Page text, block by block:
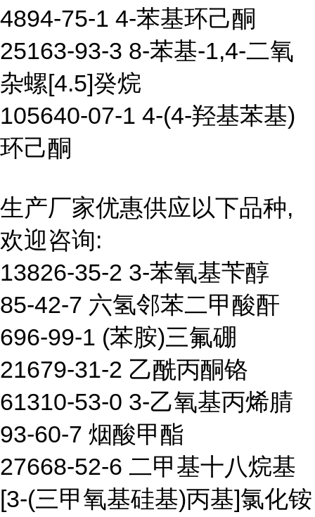
4894-75-1 4-苯基环己酮
25163-93-3 8-苯基-1,4-二氧
杂螺[4.5]癸烷
105640-07-1 4-(4-羟基苯基)
环己酮
生产厂家优惠供应以下品种,
欢迎咨询:
13826-35-2 3-苯氧基苄醇
85-42-7 六氢邻苯二甲酸酐
696-99-1 (苯胺)三氟硼
21679-31-2 乙酰丙酮铬
61310-53-0 3-乙氧基丙烯腈
93-60-7 烟酸甲酯
27668-52-6 二甲基十八烷基
[3-(三甲氧基硅基)丙基]氯化铵